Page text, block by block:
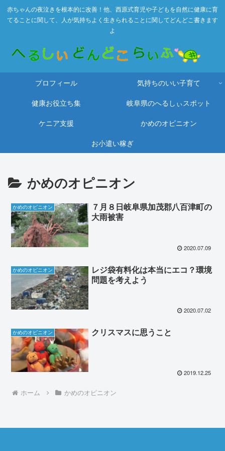
赤ちゃんの夜泣きを根本的に改善！他、西原式育児や子どもを自然に健康に育
てることに関して、人が気持ちよく生きられることに関してどんどこ書きます
よ
プロフィール
気持ちのいい子育て
健康お役立ち集
岐阜県のへるしぃスポット
ケニア支援
かめのオピニオン
お小遣い稼ぎ
かめのオピニオン
かめのオピニオン
７月８日岐阜県加茂郡八百津町の
大雨被害
2020.07.09
かめのオピニオン
レジ袋有料化は本当にエコ？環境
問題を考えよう
2020.07.02
かめのオピニオン クリスマスに思うこと
2019.12.25
ホーム かめのオピニオン